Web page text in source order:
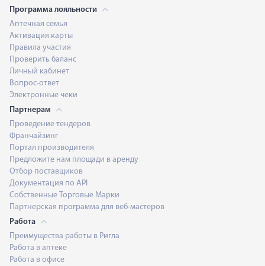
Программа лояльности
Аптечная семья
Активация карты
Правила участия
Проверить баланс
Личный кабинет
Вопрос-ответ
Электронные чеки
Партнерам
Проведение тендеров
Франчайзинг
Портал производителя
Предложите нам площади в аренду
Отбор поставщиков
Документация по API
Собственные Торговые Марки
Партнерская программа для веб-мастеров
Работа
Преимущества работы в Ригла
Работа в аптеке
Работа в офисе